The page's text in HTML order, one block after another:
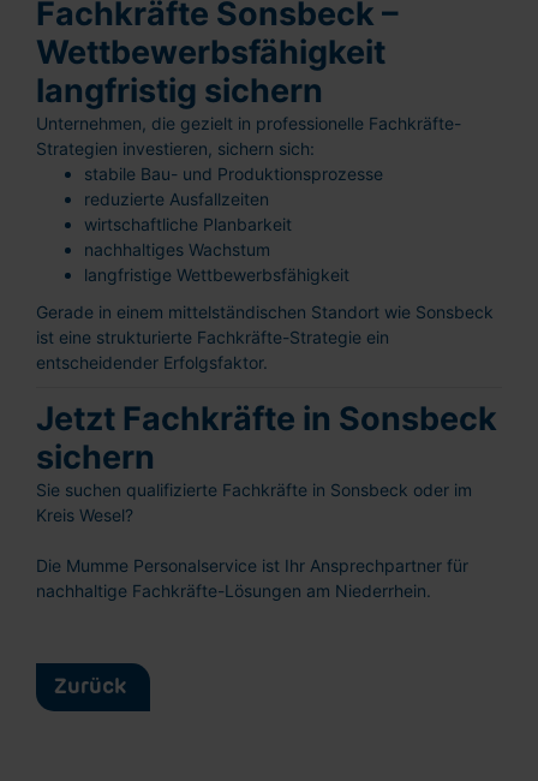
Fachkräfte Sonsbeck –
Wettbewerbsfähigkeit
langfristig sichern
Unternehmen, die gezielt in professionelle Fachkräfte-
Strategien investieren, sichern sich:
stabile Bau- und Produktionsprozesse
reduzierte Ausfallzeiten
wirtschaftliche Planbarkeit
nachhaltiges Wachstum
langfristige Wettbewerbsfähigkeit
Gerade in einem mittelständischen Standort wie Sonsbeck
ist eine strukturierte Fachkräfte-Strategie ein
entscheidender Erfolgsfaktor.
Jetzt Fachkräfte in Sonsbeck
sichern
Sie suchen qualifizierte Fachkräfte in Sonsbeck oder im
Kreis Wesel?
Die Mumme Personalservice ist Ihr Ansprechpartner für
nachhaltige Fachkräfte-Lösungen am Niederrhein.
Zurück
Schnellbewerbung
Ganz einfach: Formular ausfüllen und
abschicken!
Vorname